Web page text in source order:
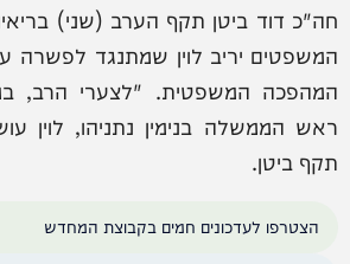
המשפטים יריב לוין שמתנגד לפשרה עם
המהפכה המשפטית. "לצערי הרב,
ראש הממשלה בנימין נתניהו, לוין
תקף ביטן.
הצטרפו לעדכונים חמים בקבוצת המחדש